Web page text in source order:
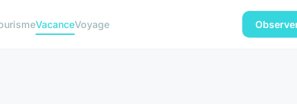
VacanceVoyage